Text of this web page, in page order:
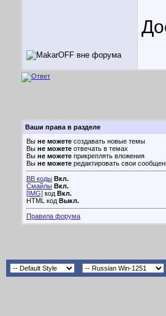
Ваши права в разделе
Вы не можете создавать новые темы
Вы не можете отвечать в темах
Вы не можете прикреплять вложения
Вы не можете редактировать свои
BB коды Вкл.
Смайлы Вкл.
[IMG] код Вкл.
HTML код Выкл.
Правила форума